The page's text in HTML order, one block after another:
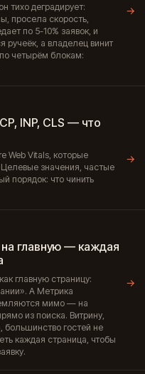
тихо деградирует:
просела скорость,
по 5-10% заявок, и
ручеёк, а владелец винит
четырём блокам:
→
INP, CLS — что
Web Vitals, которые
значения, частые
порядок: что чинить
→
главную — каждая
главную страницу:
А Метрика
мимо — на
из поиска. Витрину,
большинство гостей не
каждая страница, чтобы
→